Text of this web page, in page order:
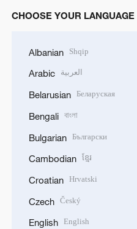
CHOOSE YOUR LANGUAGE
Albanian Shqip
Arabic العربية
Belarusian Беларуская
Bengali বাংলা
Bulgarian Български
Cambodian ខ្មែរ
Croatian Hrvatski
Czech Český
English English